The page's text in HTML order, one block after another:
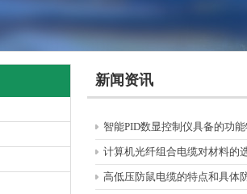
限公司
新闻资讯
智能PID数显控制仪具备的功
计算机光纤组合电缆对材料的
高低压防鼠电缆的特点和具体